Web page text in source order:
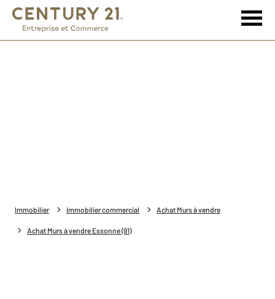
Immobilier Immobilier commercial Achat Murs à vendre
Achat Murs à vendre Essonne (91)